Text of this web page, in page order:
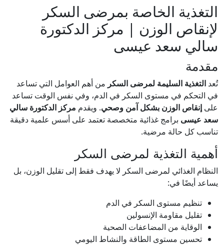
التغذية الخاصة بمرضى السكر
لإنقاص الوزن | مركز الدكتورة
سالي سعد عيسى
مقدمة
تُعد التغذية السليمة لمرضى السكر من أهم العوامل التي تساعد
في التحكم في مستوى السكر في الدم، وفي نفس الوقت تساعد
على إنقاص الوزن بشكل آمن وصحي. ويقدم مركز الدكتورة سالي
سعد عيسى برامج غذائية متخصصة تعتمد على أسس علمية دقيقة
تناسب كل حالة مرضية.
أهمية التغذية لمرضى السكر
النظام الغذائي لمرضى السكر لا يهدف فقط إلى تقليل الوزن، بل
يساعد أيضًا في:
تنظيم مستوى السكر في الدم
تقليل مقاومة الإنسولين
الوقاية من المضاعفات الصحية
تحسين مستوى الطاقة والنشاط اليومي